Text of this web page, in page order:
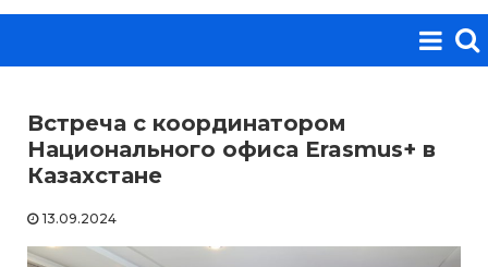
Встреча с координатором
Национального офиса Erasmus+ в
Казахстане
13.09.2024